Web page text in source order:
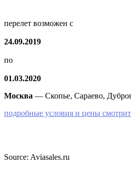
перелет возможен с
24.09.2019
по
01.03.2020
Москва — Скопье, Сараево,
подробные условия и цены
Source: Aviasales.ru